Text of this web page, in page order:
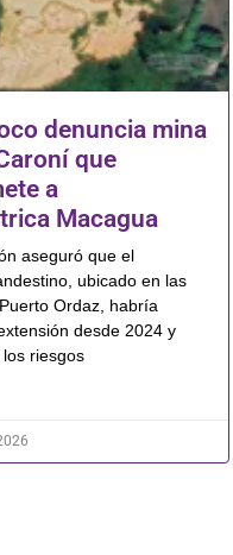
denuncia mina
que
a
Macagua
aseguró que el
ubicado en las
Ordaz, habría
desde 2024 y
riesgos